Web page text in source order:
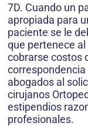
7D. Cuando un
apropiada para
paciente se le
que pertenece
cobrarse costos
abogados al
cirujanos
estipendios
profesionales.